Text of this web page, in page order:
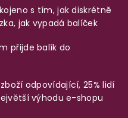
s tím, jak diskrétně
jak vypadá balíček
přijde balík do
odpovídající, 25% lidí
výhodu e-shopu